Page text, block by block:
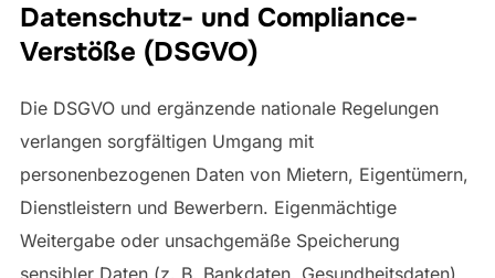
Datenschutz- und Compliance-
Verstöße (DSGVO)
Die DSGVO und ergänzende nationale Regelungen
verlangen sorgfältigen Umgang mit
personenbezogenen Daten von Mietern, Eigentümern,
Dienstleistern und Bewerbern. Eigenmächtige
Weitergabe oder unsachgemäße Speicherung